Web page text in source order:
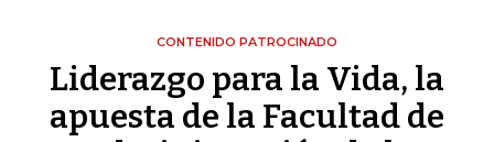
CONTENIDO PATROCINADO
Liderazgo para la Vida, la
apuesta de la Facultad de